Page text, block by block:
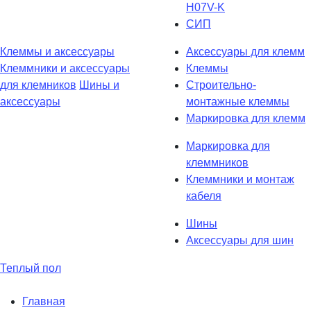
H07V-K
СИП
Клеммы и аксессуары
Клеммники и аксессуары
для клемников Шины и
аксессуары
Аксессуары для клемм
Клеммы
Строительно-
монтажные клеммы
Маркировка для клемм
Маркировка для
клеммников
Клеммники и монтаж
кабеля
Шины
Аксессуары для шин
Теплый пол
Главная